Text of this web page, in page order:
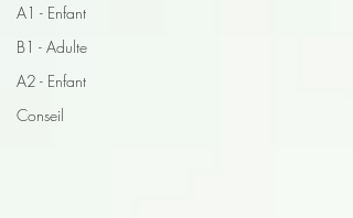
A1 - Enfant
B1 - Adulte
A2 - Enfant
Conseil